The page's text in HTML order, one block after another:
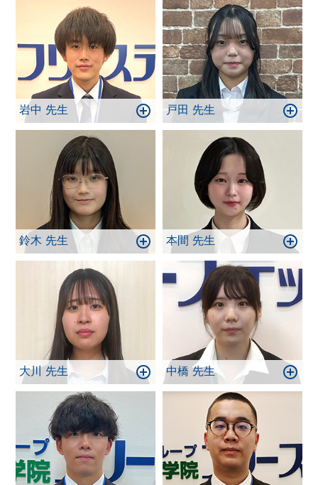
岩中 先生 戸田 先生
鈴木 先生 本間 先生
大川 先生 中橋 先生